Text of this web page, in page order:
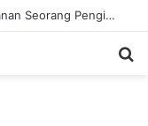
Pertobatan Billy Graham: Awal Perjalanan Seorang Penginjil Dunia